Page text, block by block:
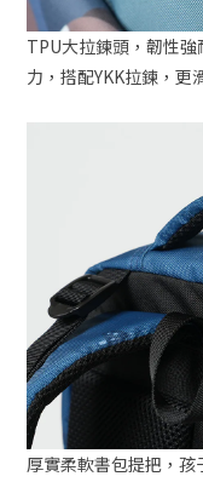
TPU大拉鍊頭，韌性
力，搭配YKK拉鍊，更
厚實柔軟書包提把，孩